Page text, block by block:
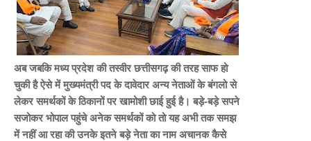
अब जबकि मध्य प्रदेश की तस्वीर छत्तीसगढ़ की तरह साफ हो
चुकी है ऐसे में मुख्यमंत्री पद के दावेदार अन्य नेताओं के बंगलो से
लेकर समर्थकों के ठिकानों पर खामोशी छाई हुई है। बड़े-बड़े सपने
सजोकर भोपाल पहुंचे अनेक समर्थकों को तो यह अभी तक समझ
में नहीं आ रहा की उनके इतने बड़े नेता का नाम अचानक कैसे